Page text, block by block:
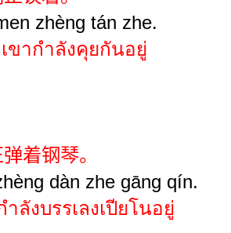
zhèng tán zhe.
ขากำลังคุยกันอยู่
着钢琴。
dàn zhe gāng qín.
ำลังบรรเลงเปียโนอยู่